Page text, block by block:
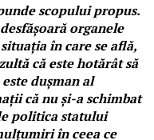
scopului propus.
organele
în care se află,
că este hotărât să
dușman al
că nu și-a schimbat
politica statului
în ceea ce